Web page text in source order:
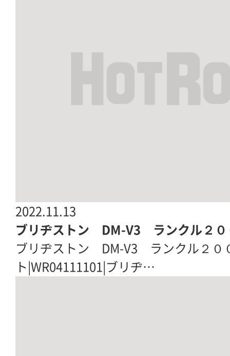
2022.11.13
ブリヂストン DM-V3 ランクル２
ブリヂストン DM-V3 ランクル２０
ト|WR04111101|ブリヂ…